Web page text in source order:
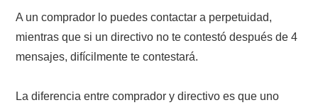
A un comprador lo puedes contactar a perpetuidad,
mientras que si un directivo no te contestó después de 4
mensajes, difícilmente te contestará.
La diferencia entre comprador y directivo es que uno